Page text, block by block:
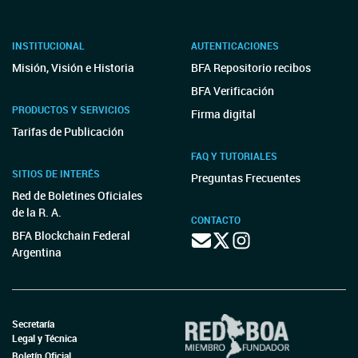
INSTITUCIONAL
Misión, Visión e Historia
PRODUCTOS Y SERVICIOS
Tarifas de Publicación
SITIOS DE INTERÉS
Red de Boletines Oficiales
de la R. A.
BFA Blockchain Federal
Argentina
AUTENTICACIONES
BFA Repositorio recibos
BFA Verificación
Firma digital
FAQ Y TUTORIALES
Preguntas Frecuentes
CONTACTO
Secretaría
Legal y Técnica
Boletín Oficial